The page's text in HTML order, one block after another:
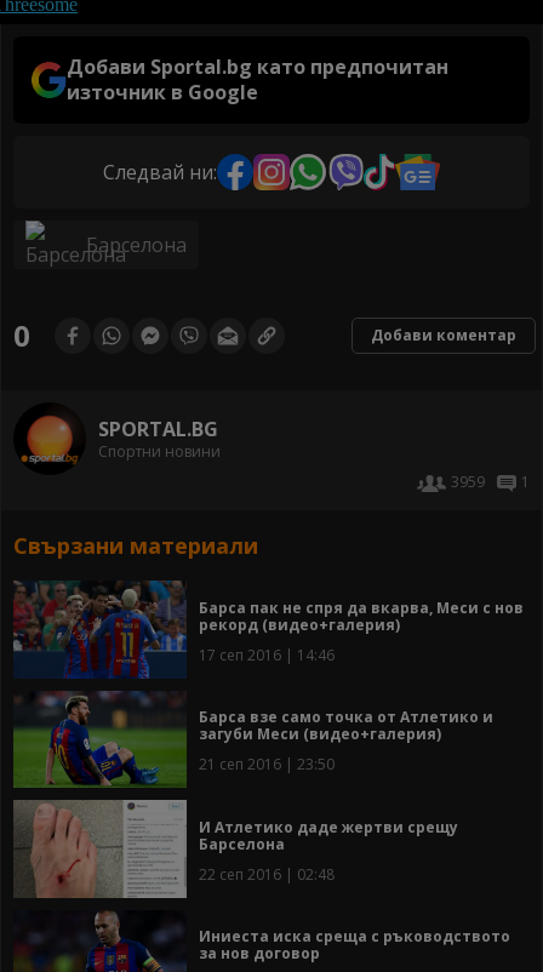
Добави Sportal.bg като предпочитан
източник в Google
Следвай ни:
Барселона
0 Добави коментар
SPORTAL.BG
Спортни новини
3959
1
Свързани материали
Барса пак не спря да вкарва, Меси с нов
рекорд (видео+галерия)
17 сеп 2016 | 14:46
Барса взе само точка от Атлетико и
загуби Меси (видео+галерия)
21 сеп 2016 | 23:50
И Атлетико даде жертви срещу
Барселона
22 сеп 2016 | 02:48
Иниеста иска среща с ръководството
за нов договор